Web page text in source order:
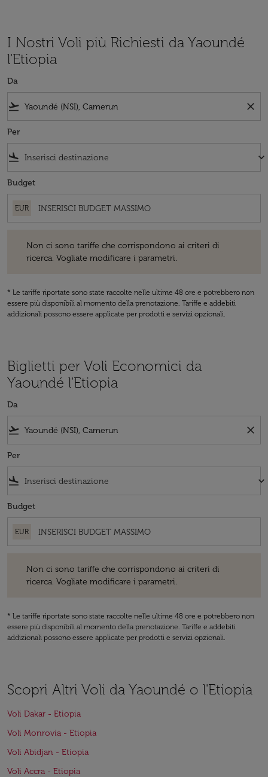
I Nostri Voli più Richiesti da Yaoundé
l'Etiopia
Da
flight_takeoff close
Per
flight_land keyboard_arrow_down
Budget
EUR
Non ci sono tariffe che corrispondono ai criteri di
ricerca. Vogliate modificare i parametri.
* Le tariffe riportate sono state raccolte nelle ultime 48 ore e potrebbero non
essere più disponibili al momento della prenotazione. Tariffe e addebiti
addizionali possono essere applicate per prodotti e servizi opzionali.
Biglietti per Voli Economici da
Yaoundé l'Etiopia
Da
flight_takeoff close
Per
flight_land keyboard_arrow_down
Budget
EUR
Non ci sono tariffe che corrispondono ai criteri di
ricerca. Vogliate modificare i parametri.
* Le tariffe riportate sono state raccolte nelle ultime 48 ore e potrebbero non
essere più disponibili al momento della prenotazione. Tariffe e addebiti
addizionali possono essere applicate per prodotti e servizi opzionali.
Scopri Altri Voli da Yaoundé o l'Etiopia
Voli Dakar - Etiopia
Voli Monrovia - Etiopia
Voli Abidjan - Etiopia
Voli Accra - Etiopia